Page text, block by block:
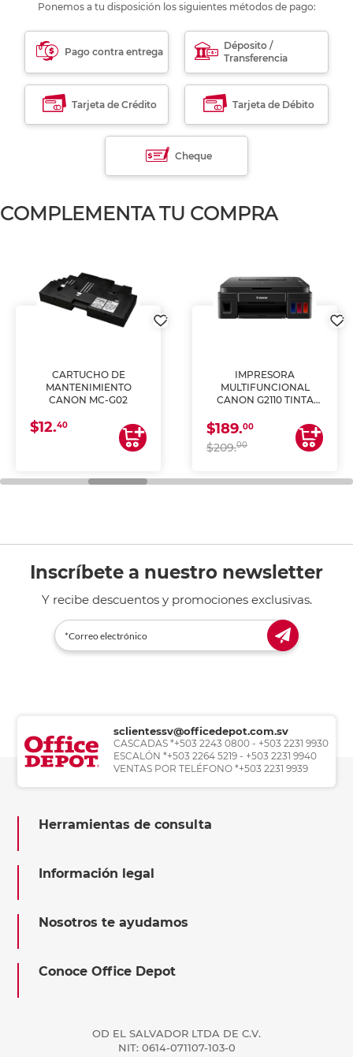
Ponemos a tu disposición los siguientes métodos de pago:
Pago contra entrega
Déposito /
Transferencia
Tarjeta de Crédito Tarjeta de Débito
Cheque
COMPLEMENTA TU COMPRA
CARTUCHO DE
MANTENIMIENTO
CANON MC-G02
$12.40
IMPRESORA
MULTIFUNCIONAL
CANON G2110 TINTA
$189.00
$209.00
Inscríbete a nuestro newsletter
Y recibe descuentos y promociones exclusivas.
sclientessv@officedepot.com.sv
CASCADAS *+503 2243 0800 - +503 2231 9930
ESCALÓN *+503 2264 5219 - +503 2231 9940
VENTAS POR TELÉFONO *+503 2231 9939
Herramientas de consulta
Información legal
Nosotros te ayudamos
Conoce Office Depot
OD EL SALVADOR LTDA DE C.V.
NIT: 0614-071107-103-0